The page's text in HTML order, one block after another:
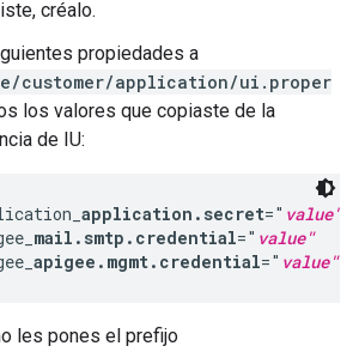
créalo.
propiedades a
customer/application/ui.proper
los valores que copiaste de la
de IU:
application.secret=" value"
mail.smtp.credential=" value"
apigee.mgmt.credential=" value"
les pones el prefijo